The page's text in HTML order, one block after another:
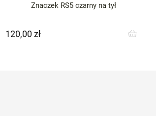
Znaczek RS5 czarny na tył
Cena
120,00 zł